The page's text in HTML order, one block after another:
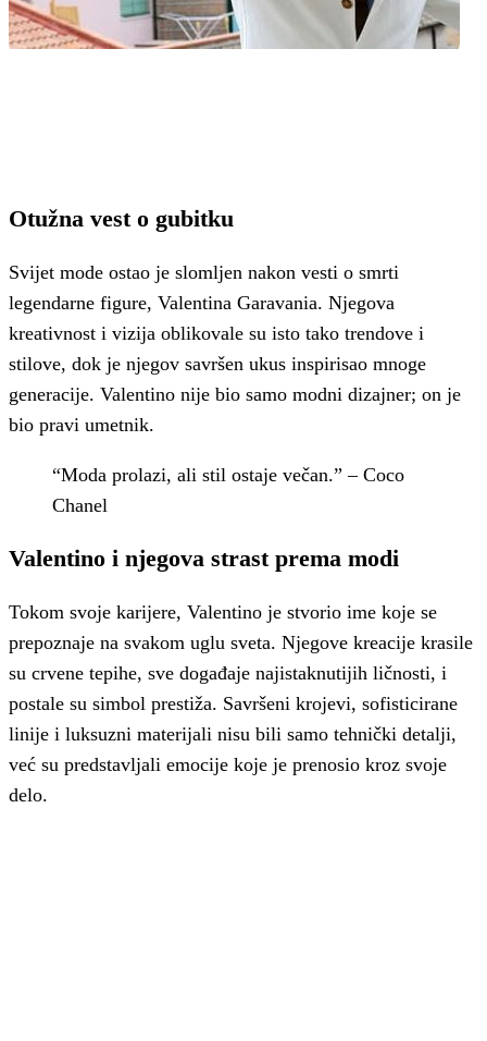
Otužna vest o gubitku
Svijet mode ostao je slomljen nakon vesti o smrti
legendarne figure, Valentina Garavania. Njegova
kreativnost i vizija oblikovale su isto tako trendove i
stilove, dok je njegov savršen ukus inspirisao mnoge
generacije. Valentino nije bio samo modni dizajner; on je
bio pravi umetnik.
“Moda prolazi, ali stil ostaje večan.” – Coco
Chanel
Valentino i njegova strast prema modi
Tokom svoje karijere, Valentino je stvorio ime koje se
prepoznaje na svakom uglu sveta. Njegove kreacije krasile
su crvene tepihe, sve događaje najistaknutijih ličnosti, i
postale su simbol prestiža. Savršeni krojevi, sofisticirane
linije i luksuzni materijali nisu bili samo tehnički detalji,
već su predstavljali emocije koje je prenosio kroz svoje
delo.